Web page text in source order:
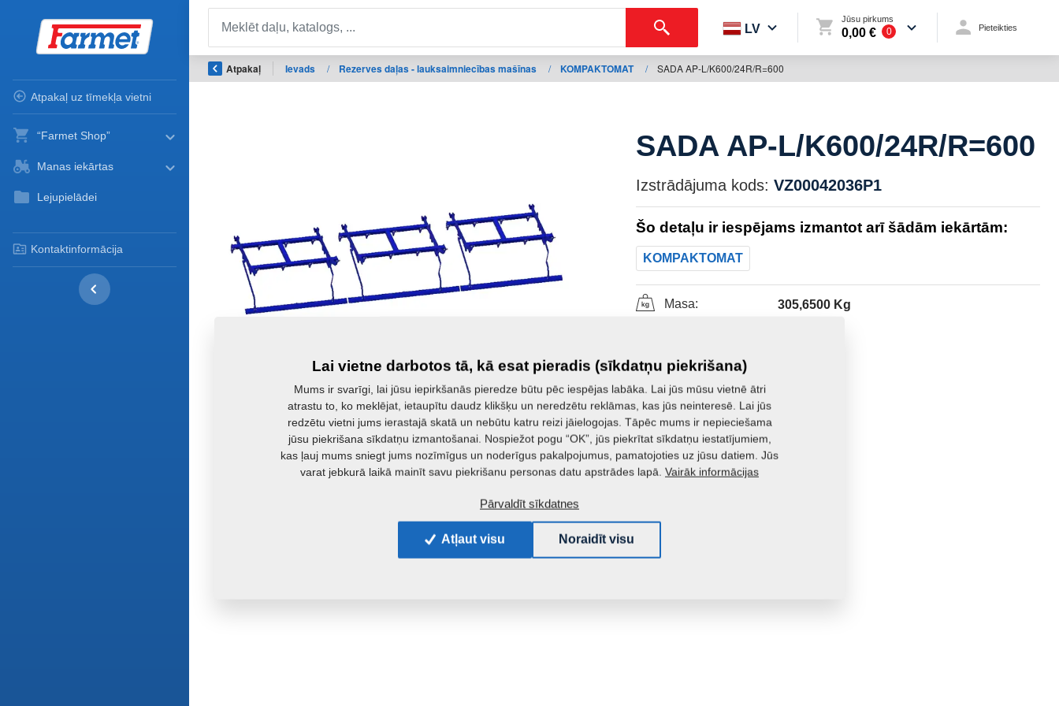
Atpakaļ uz tīmekļa vietni
“Farmet Shop”
Manas iekārtas
Lejupielādei
Kontaktinformācija
LV
Jūsu pirkums
0,00 € 0 Pieteikties
Atpakaļ Ievads / Rezerves daļas - lauksaimniecības mašīnas / KOMPAKTOMAT / SADA AP-L/K600/24R/R=600
SADA AP-L/K600/24R/R=600
Izstrādājuma kods: VZ00042036P1
Šo detaļu ir iespējams izmantot arī šādām iekārtām:
KOMPAKTOMAT
Masa: 305,6500 Kg
Lai vietne darbotos tā, kā esat pieradis (sīkdatņu piekrišana)
Mums ir svarīgi, lai jūsu iepirkšanās pieredze būtu pēc iespējas labāka. Lai jūs mūsu vietnē ātri
atrastu to, ko meklējat, ietaupītu daudz klikšķu un neredzētu reklāmas, kas jūs neinteresē. Lai jūs
redzētu vietni jums ierastajā skatā un nebūtu katru reizi jāielogojas. Tāpēc mums ir nepieciešama
jūsu piekrišana sīkdatņu izmantošanai. Nospiežot pogu “OK”, jūs piekrītat sīkdatņu iestatījumiem,
kas ļauj mums sniegt jums nozīmīgus un noderīgus pakalpojumus, pamatojoties uz jūsu datiem. Jūs
varat jebkurā laikā mainīt savu piekrišanu personas datu apstrādes lapā. Vairāk informācijas
Pārvaldīt sīkdatnes
Atļaut visu Noraidīt visu